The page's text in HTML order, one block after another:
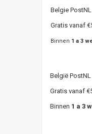
Belgie
Gratis vanaf
Binnen 1 a 3
België
Gratis vanaf
Binnen 1 a 3